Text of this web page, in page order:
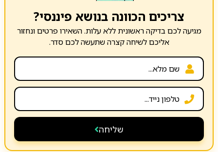
צריכים הכוונה בנושא פיננסי?
מגיעה לכם בדיקה ראשונית ללא עלות. השאירו פרטים ונחזור
אליכם לשיחה קצרה שתעשה לכם סדר.
שליחה